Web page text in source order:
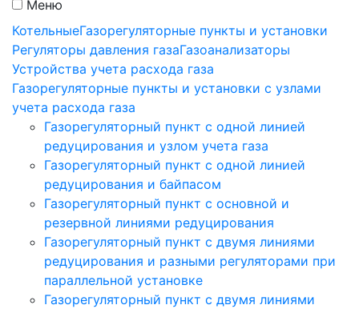
Меню
КотельныеГазорегуляторные пункты и установки
Регуляторы давления газаГазоанализаторы
Устройства учета расхода газа
Газорегуляторные пункты и установки с узлами
учета расхода газа
Газорегуляторный пункт с одной линией
редуцирования и узлом учета газа
Газорегуляторный пункт с одной линией
редуцирования и байпасом
Газорегуляторный пункт c основной и
резервной линиями редуцирования
Газорегуляторный пункт с двумя линиями
редуцирования и разными регуляторами при
параллельной установке
Газорегуляторный пункт с двумя линиями